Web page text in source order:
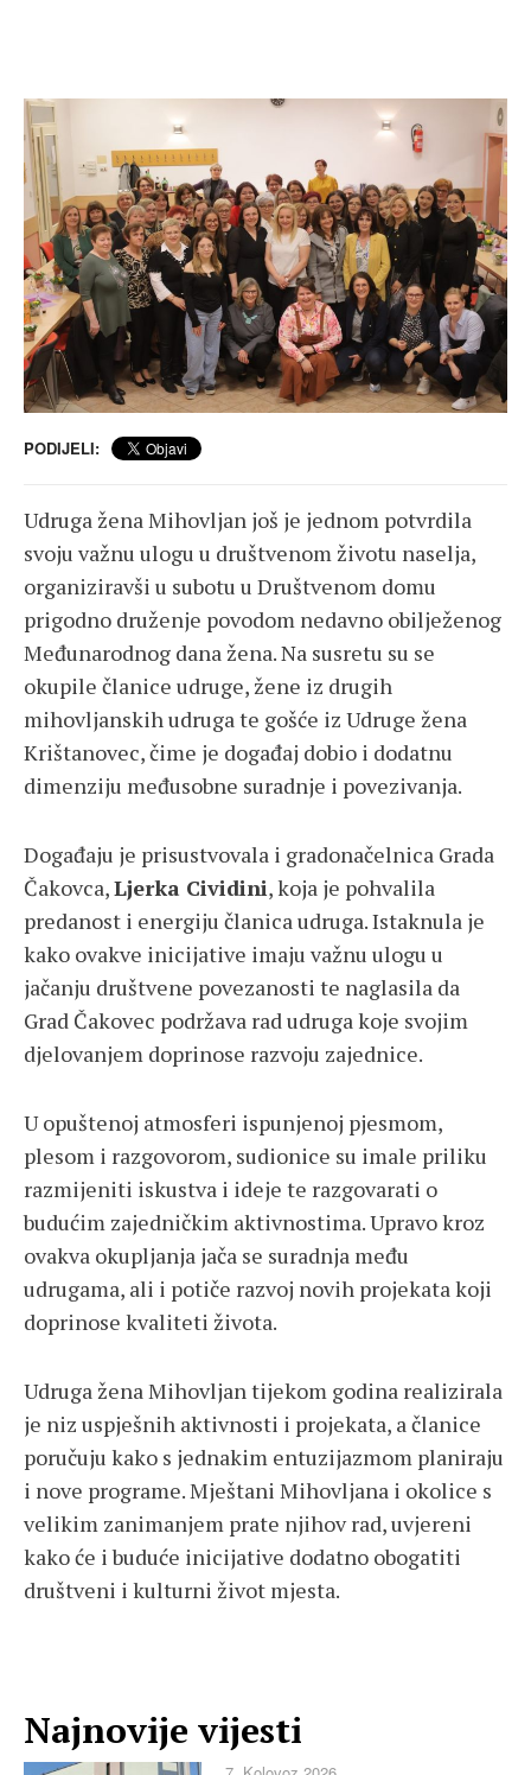
PODIJELI:
Udruga žena Mihovljan još je jednom potvrdila
svoju važnu ulogu u društvenom životu naselja,
organiziravši u subotu u Društvenom domu
prigodno druženje povodom nedavno obilježenog
Međunarodnog dana žena. Na susretu su se
okupile članice udruge, žene iz drugih
mihovljanskih udruga te gošće iz Udruge žena
Krištanovec, čime je događaj dobio i dodatnu
dimenziju međusobne suradnje i povezivanja.
Događaju je prisustvovala i gradonačelnica Grada
Čakovca,Ljerka Cividini, koja je pohvalila
predanost i energiju članica udruga. Istaknula je
kako ovakve inicijative imaju važnu ulogu u
jačanju društvene povezanosti te naglasila da
Grad Čakovec podržava rad udruga koje svojim
djelovanjem doprinose razvoju zajednice.
U opuštenoj atmosferi ispunjenoj pjesmom,
plesom i razgovorom, sudionice su imale priliku
razmijeniti iskustva i ideje te razgovarati o
budućim zajedničkim aktivnostima. Upravo kroz
ovakva okupljanja jača se suradnja među
udrugama, ali i potiče razvoj novih projekata koji
doprinose kvaliteti života.
Udruga žena Mihovljan tijekom godina realizirala
je niz uspješnih aktivnosti i projekata, a članice
poručuju kako s jednakim entuzijazmom planiraju
i nove programe. Mještani Mihovljana i okolice s
velikim zanimanjem prate njihov rad, uvjereni
kako će i buduće inicijative dodatno obogatiti
društveni i kulturni život mjesta.
Najnovije vijesti